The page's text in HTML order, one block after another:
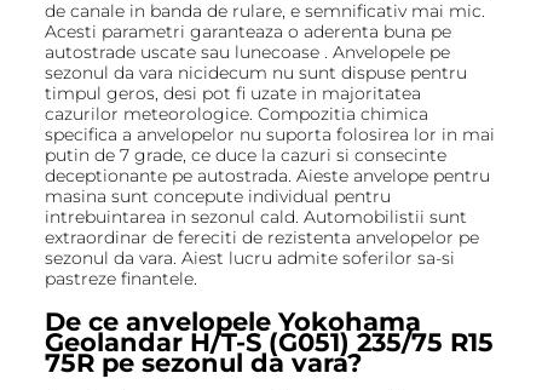
de canale in banda de rulare, e semnificativ mai mic.
Acesti parametri garanteaza o aderenta buna pe
autostrade uscate sau lunecoase . Anvelopele pe
sezonul da vara nicidecum nu sunt dispuse pentru
timpul geros, desi pot fi uzate in majoritatea
cazurilor meteorologice. Compozitia chimica
specifica a anvelopelor nu suporta folosirea lor in mai
putin de 7 grade, ce duce la cazuri si consecinte
deceptionante pe autostrada. Aieste anvelope pentru
masina sunt concepute individual pentru
intrebuintarea in sezonul cald. Automobilistii sunt
extraordinar de fereciti de rezistenta anvelopelor pe
sezonul da vara. Aiest lucru admite soferilor sa-si
pastreze finantele.
De ce anvelopele Yokohama
Geolandar H/T-S (G051) 235/75 R15
75R pe sezonul da vara?